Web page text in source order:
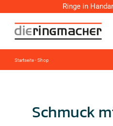
Ringe in
Inhalt
springen
Startseite-Shop
Schmuck